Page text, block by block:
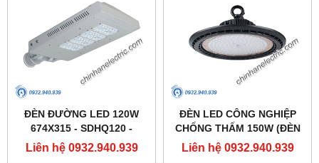
ĐÈN ĐƯỜNG LED 120W
674X315 - SDHQ120 -
DUHAL
Liên hệ 0932.940.939
ĐÈN LED CÔNG NGHIỆP
CHỐNG THẤM 150W (ĐÈN
HIGHBAY NHÀ XƯỞNG) -
DDB150 - DUHAL
Liên hệ 0932.940.939